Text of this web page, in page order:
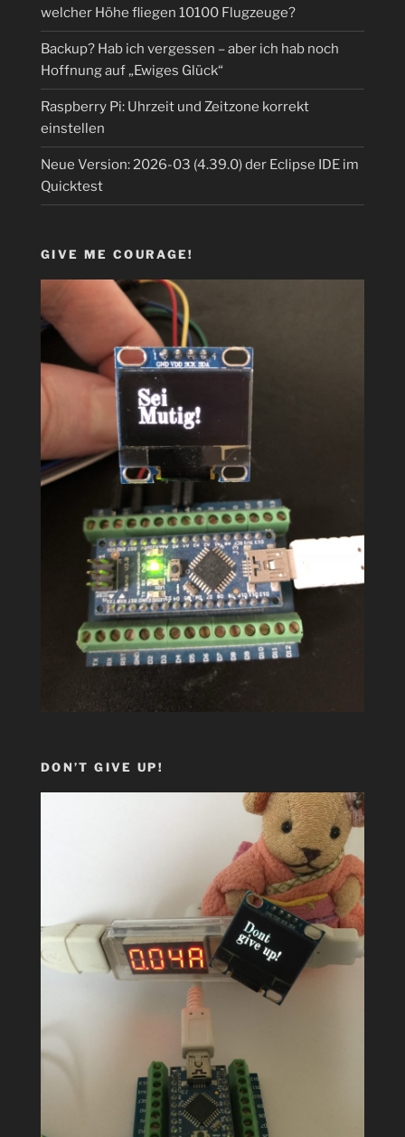
welcher Höhe fliegen 10100 Flugzeuge?
Backup? Hab ich vergessen – aber ich hab noch
Hoffnung auf „Ewiges Glück“
Raspberry Pi: Uhrzeit und Zeitzone korrekt
einstellen
Neue Version: 2026-03 (4.39.0) der Eclipse IDE im
Quicktest
GIVE ME COURAGE!
DON’T GIVE UP!